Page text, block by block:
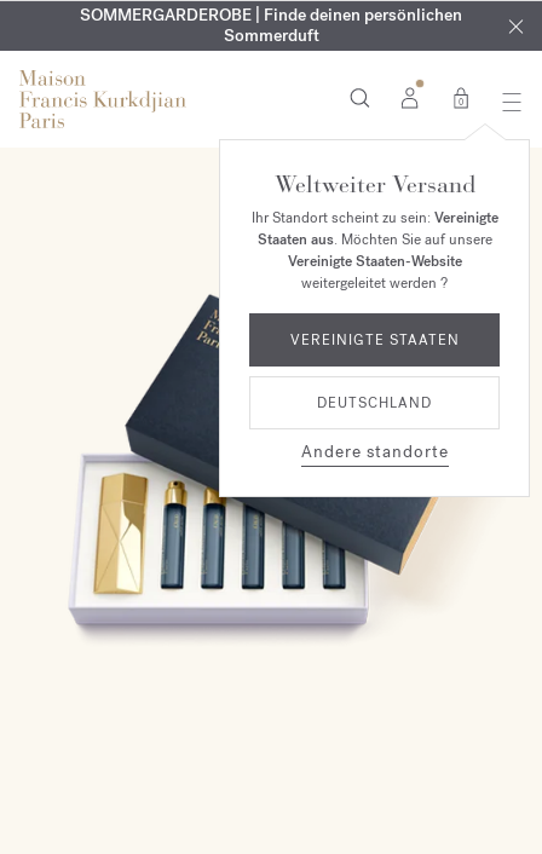
EXKLUSIV | Erhalten Sie OUD velvet moodin Ihrer Bestellung*
KOSTENLOSE GRAVUR | Auf alle Düfte und Körperöle bis zum
9. August
SOMMERGARDEROBE | Finde deinen persönlichen
Sommerduft
0
Weltweiter Versand
Ihr Standort scheint zu sein: Vereinigte
Staaten aus. Möchten Sie auf unsere
Vereinigte Staaten-Website
weitergeleitet werden ?
VEREINIGTE STAATEN
DEUTSCHLAND
Andere standorte